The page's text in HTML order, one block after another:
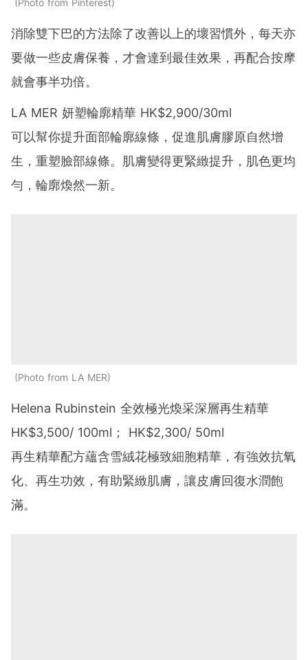
消除雙下巴的方法除了改善以上的壞習慣外，每天亦
要做一些皮膚保養，才會達到最佳效果，再配合按摩
就會事半功倍。
LA MER 妍塑輪廓精華 HK$2,900/30ml
可以幫你提升面部輪廓線條，促進肌膚膠原自然增
生，重塑臉部線條。肌膚變得更緊緻提升，肌色更均
勻，輪廓煥然一新。
Photo from LA MER
Helena Rubinstein 全效極光煥采深層再生精華
HK$3,500/ 100ml； HK$2,300/ 50ml
再生精華配方蘊含雪絨花極致細胞精華，有強效抗氧
化、再生功效，有助緊緻肌膚，讓皮膚回復水潤飽
滿。